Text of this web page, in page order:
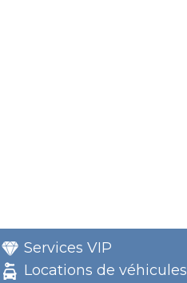
Services VIP
Locations de véhicules